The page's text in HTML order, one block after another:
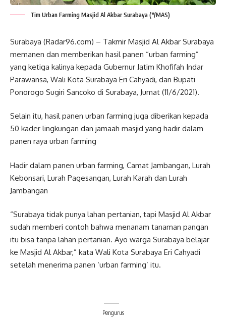
Tim Urban Farming Masjid Al Akbar Surabaya (*/MAS)
Surabaya (Radar96.com) – Takmir Masjid Al Akbar Surabaya
memanen dan memberikan hasil panen “urban farming”
yang ketiga kalinya kepada Gubernur Jatim Khofifah Indar
Parawansa, Wali Kota Surabaya Eri Cahyadi, dan Bupati
Ponorogo Sugiri Sancoko di Surabaya, Jumat (11/6/2021).
Selain itu, hasil panen urban farming juga diberikan kepada
50 kader lingkungan dan jamaah masjid yang hadir dalam
panen raya urban farming
Hadir dalam panen urban farming, Camat Jambangan, Lurah
Kebonsari, Lurah Pagesangan, Lurah Karah dan Lurah
Jambangan
“Surabaya tidak punya lahan pertanian, tapi Masjid Al Akbar
sudah memberi contoh bahwa menanam tanaman pangan
itu bisa tanpa lahan pertanian. Ayo warga Surabaya belajar
ke Masjid Al Akbar,” kata Wali Kota Surabaya Eri Cahyadi
setelah menerima panen ‘urban farming’ itu.
Pengurus